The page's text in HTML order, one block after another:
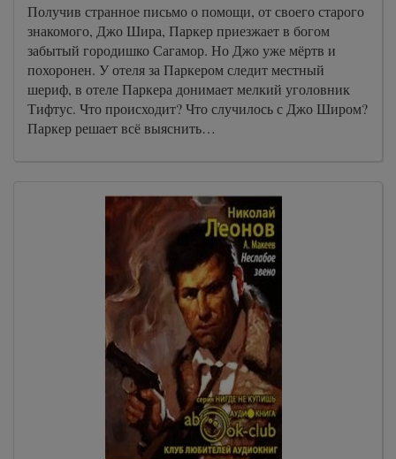
Получив странное письмо о помощи, от своего старого
знакомого, Джо Шира, Паркер приезжает в богом
забытый городишко Сагамор. Но Джо уже мёртв и
похоронен. У отеля за Паркером следит местный
шериф, в отеле Паркера донимает мелкий уголовник
Тифтус. Что происходит? Что случилось с Джо Широм?
Паркер решает всё выяснить…